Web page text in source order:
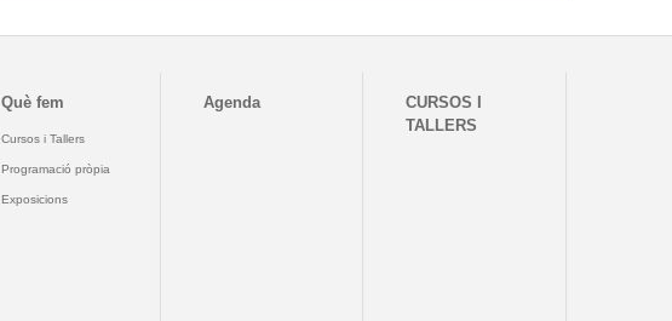
Què fem
Cursos i Tallers
Programació pròpia
Exposicions
Agenda
CURSOS I
TALLERS